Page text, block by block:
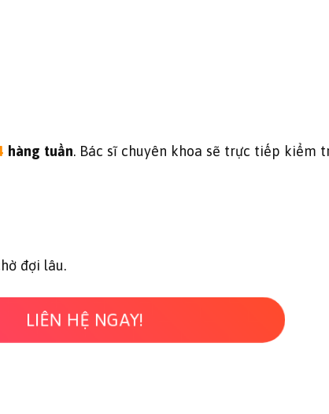
hàng tuần. Bác sĩ chuyên khoa sẽ trực tiếp kiểm
đợi lâu.
LIÊN HỆ NGAY!